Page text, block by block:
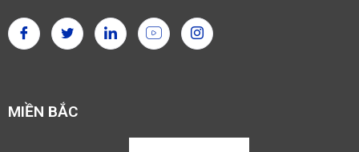
MIỀN BẮC